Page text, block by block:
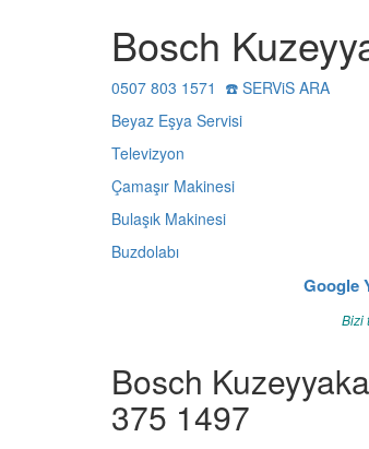
Bosch
0507 803 1571 ☎️ SERViS ARA
Beyaz Eşya Servisi
Televizyon
Çamaşır Makinesi
Bulaşık Makinesi
Buzdolabı
Google
Bizi
Bosch
375 1497